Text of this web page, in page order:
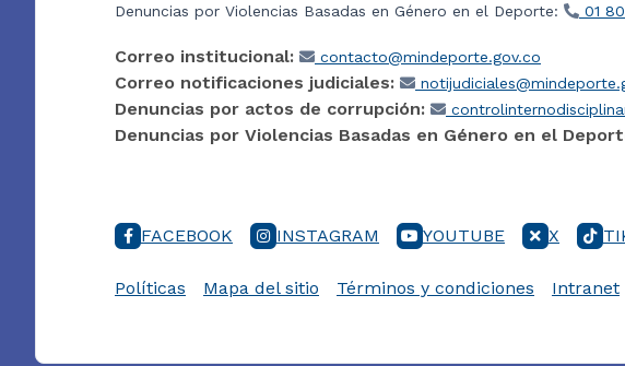
Denuncias por Violencias Basadas en Género en el Deporte:
01
Correo institucional: contacto@mindeporte.gov.co
Correo notificaciones judiciales:
Denuncias por actos de corrupción:
Denuncias por Violencias Basadas en Género en el
FACEBOOK INSTAGRAM YOUTUBE X
Políticas Mapa del sitio Términos y condiciones Intranet